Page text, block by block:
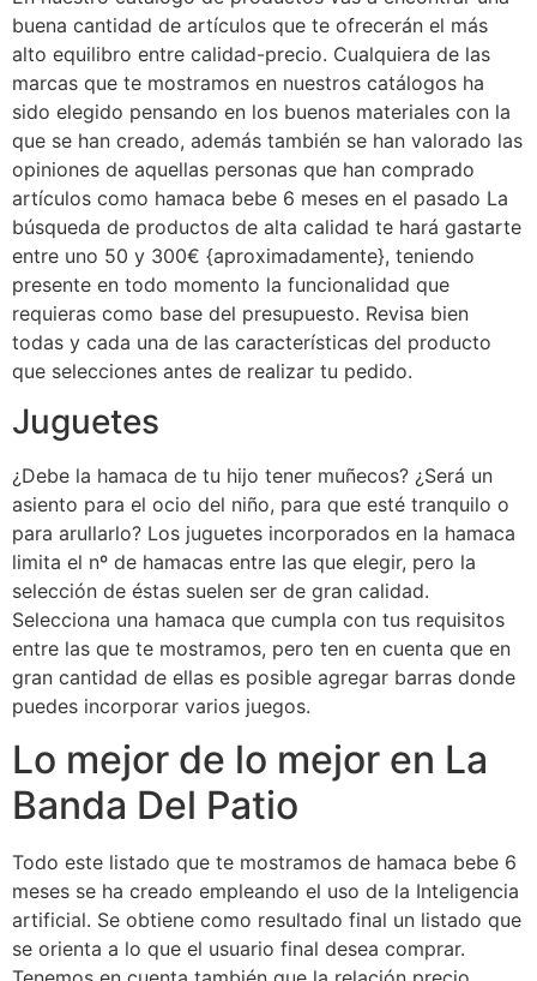
buena cantidad de artículos que te ofrecerán el más
alto equilibro entre calidad-precio. Cualquiera de las
marcas que te mostramos en nuestros catálogos ha
sido elegido pensando en los buenos materiales con la
que se han creado, además también se han valorado las
opiniones de aquellas personas que han comprado
artículos como hamaca bebe 6 meses en el pasado La
búsqueda de productos de alta calidad te hará gastarte
entre uno 50 y 300€ {aproximadamente}, teniendo
presente en todo momento la funcionalidad que
requieras como base del presupuesto. Revisa bien
todas y cada una de las características del producto
que selecciones antes de realizar tu pedido.
Juguetes
¿Debe la hamaca de tu hijo tener muñecos? ¿Será un
asiento para el ocio del niño, para que esté tranquilo o
para arullarlo? Los juguetes incorporados en la hamaca
limita el nº de hamacas entre las que elegir, pero la
selección de éstas suelen ser de gran calidad.
Selecciona una hamaca que cumpla con tus requisitos
entre las que te mostramos, pero ten en cuenta que en
gran cantidad de ellas es posible agregar barras donde
puedes incorporar varios juegos.
Lo mejor de lo mejor en La
Banda Del Patio
Todo este listado que te mostramos de hamaca bebe 6
meses se ha creado empleando el uso de la Inteligencia
artificial. Se obtiene como resultado final un listado que
se orienta a lo que el usuario final desea comprar.